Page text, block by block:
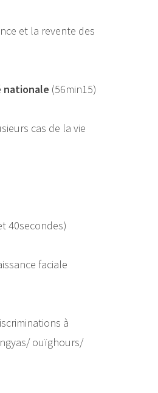
et la revente des
nationale (56min15)
cas de la vie
40secondes)
faciale
à
ouïghours/